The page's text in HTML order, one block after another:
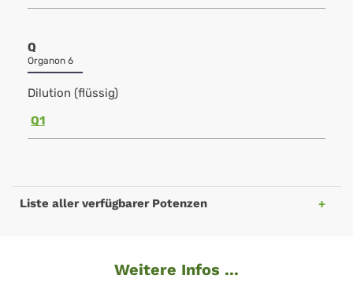
Q
Organon 6
Dilution (flüssig)
Q1
Liste aller verfügbarer Potenzen
Weitere Infos ...